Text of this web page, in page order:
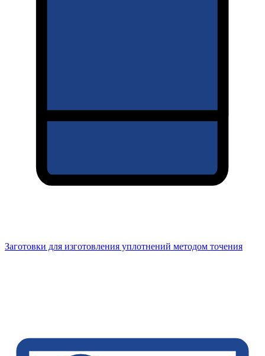
Заготовки для изготовления уплотнений методом точения